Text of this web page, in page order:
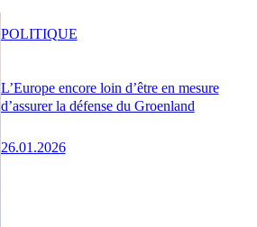
L’Europe encore loin d’être en mesure
d’assurer la défense du Groenland
26.01.2026
POLITIQUE